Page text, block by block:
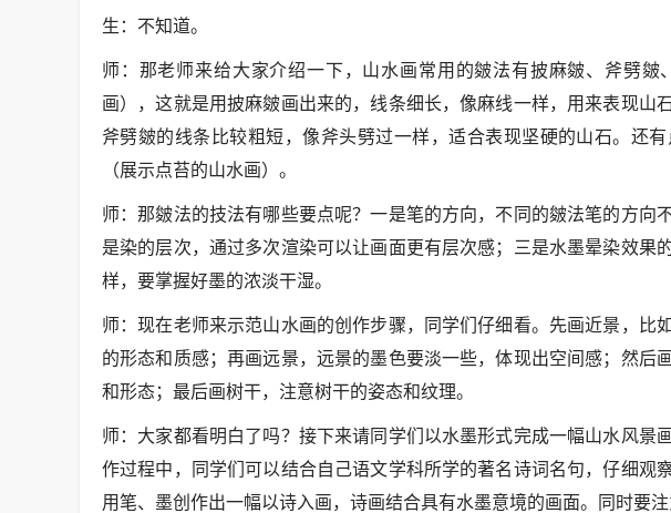
生：不知道。
师：那老师来给大家介绍一下，山水画常用的皴法有披麻皴、斧劈
画），这就是用披麻皴画出来的，线条细长，像麻线一样，用来表现山
斧劈皴的线条比较粗短，像斧头劈过一样，适合表现坚硬的山石。还
（展示点苔的山水画）。
师：那皴法的技法有哪些要点呢？一是笔的方向，不同的皴法笔的方向
是染的层次，通过多次渲染可以让画面更有层次感；三是水墨晕染效果
样，要掌握好墨的浓淡干湿。
师：现在老师来示范山水画的创作步骤，同学们仔细看。先画近景，比
的形态和质感；再画远景，远景的墨色要淡一些，体现出空间感；然后
和形态；最后画树干，注意树干的姿态和纹理。
师：大家都看明白了吗？接下来请同学们以水墨形式完成一幅山水风景
作过程中，同学们可以结合自己语文学科所学的著名诗词名句，仔细观
用笔、墨创作出一幅以诗入画，诗画结合具有水墨意境的画面。同时要